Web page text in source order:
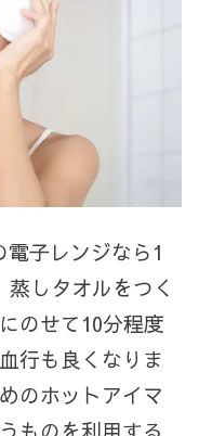
電子レンジなら1
蒸しタオルをつく
のせて10分程度
行も良くなりま
のホットアイマ